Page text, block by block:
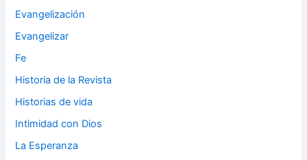
Evangelización
Evangelizar
Fe
Historia de la Revista
Historias de vida
Intimidad con Dios
La Esperanza